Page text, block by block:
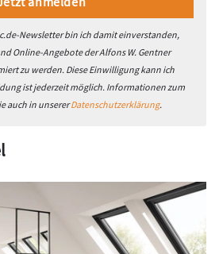
Newsletter bin ich damit einverstanden,
Online-Angebote der Alfons W. Gentner
zu werden. Diese Einwilligung kann ich
ist jederzeit möglich. Informationen zum
auch in unsererDatenschutzerklärung.